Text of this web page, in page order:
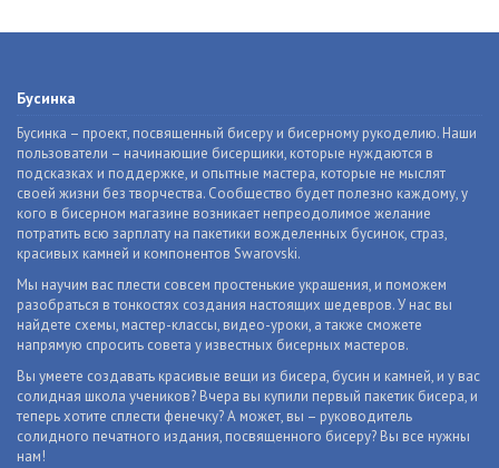
Бусинка
Бусинка – проект, посвященный бисеру и бисерному рукоделию. Наши
пользователи – начинающие бисерщики, которые нуждаются в
подсказках и поддержке, и опытные мастера, которые не мыслят
своей жизни без творчества. Сообщество будет полезно каждому, у
кого в бисерном магазине возникает непреодолимое желание
потратить всю зарплату на пакетики вожделенных бусинок, страз,
красивых камней и компонентов Swarovski.
Мы научим вас плести совсем простенькие украшения, и поможем
разобраться в тонкостях создания настоящих шедевров. У нас вы
найдете схемы, мастер-классы, видео-уроки, а также сможете
напрямую спросить совета у известных бисерных мастеров.
Вы умеете создавать красивые вещи из бисера, бусин и камней, и у вас
солидная школа учеников? Вчера вы купили первый пакетик бисера, и
теперь хотите сплести фенечку? А может, вы – руководитель
солидного печатного издания, посвященного бисеру? Вы все нужны
нам!